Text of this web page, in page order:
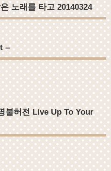
노래를 타고 20140324
–
불허전 Live Up To Your